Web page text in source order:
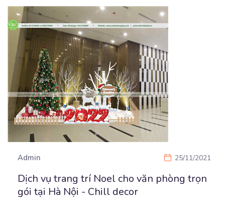
Admin 25/11/2021
Dịch vụ trang trí Noel cho văn phòng trọn
gói tại Hà Nội - Chill decor